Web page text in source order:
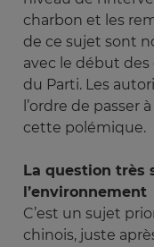
charbon et les
de ce sujet sont
avec le début
du Parti. Les
l’ordre de passer
cette polémique.
La question très
l’environnement
C’est un sujet
chinois, juste